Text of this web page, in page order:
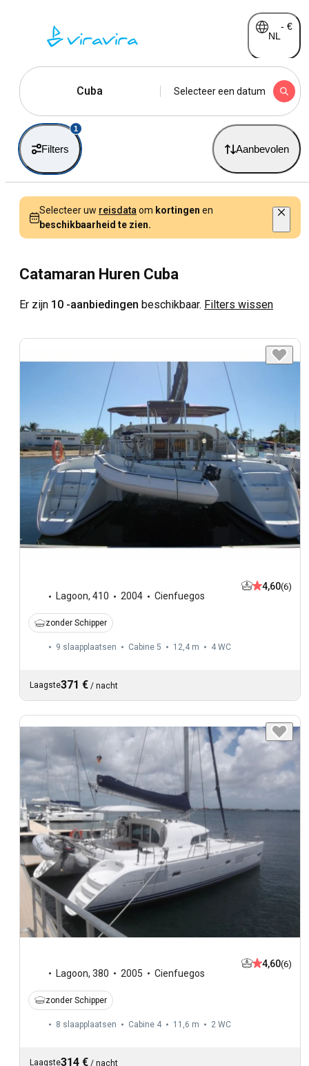
NL
- €
Cuba Selecteer een datum
Filters
1
Aanbevolen
Selecteer uw reisdata om kortingen en
beschikbaarheid te zien.
Catamaran Huren Cuba
Er zijn 10 -aanbiedingen beschikbaar. Filters wissen
Lagoon, 410 2004 Cienfuegos
4,60(6)
zonder Schipper
9 slaapplaatsen Cabine 5 12,4 m 4 WC
Laagste371 € / nacht
Lagoon, 380 2005 Cienfuegos
4,60(6)
zonder Schipper
8 slaapplaatsen Cabine 4 11,6 m 2 WC
Laagste314 € / nacht